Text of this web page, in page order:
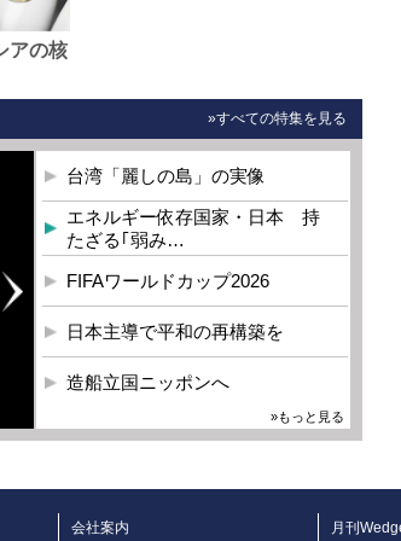
アの核
»すべての特集を見る
台湾「麗しの島」の実像
エネルギー依存国家・日本 持
たざる｢弱み…
FIFAワールドカップ2026
日本主導で平和の再構築を
造船立国ニッポンへ
»もっと見る
会社案内 月刊